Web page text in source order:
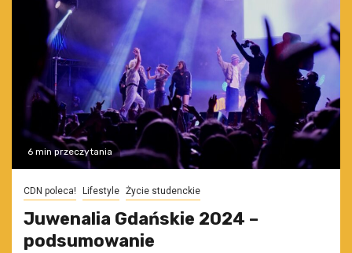
6 min przeczytania
CDN poleca! Lifestyle Życie studenckie
Juwenalia Gdańskie 2024 –
podsumowanie